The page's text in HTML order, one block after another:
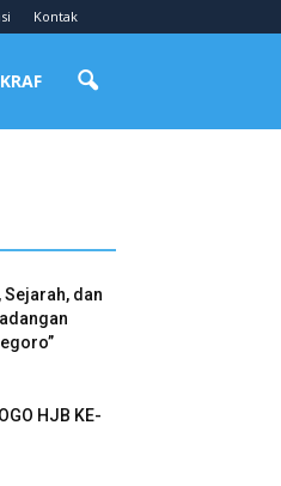
Kontak
Sejarah, dan
HJB KE-